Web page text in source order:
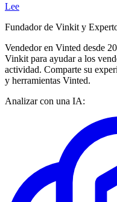
Lee
Fundador de Vinkit y
Vendedor en Vinted desde
Vinkit para ayudar a los
actividad. Comparte su
y herramientas Vinted.
Analizar con una IA: